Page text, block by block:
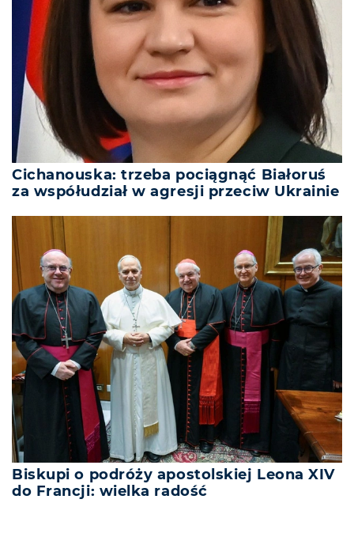
Cichanouska: trzeba pociągnąć Białoruś
za współudział w agresji przeciw Ukrainie
Biskupi o podróży apostolskiej Leona XIV
do Francji: wielka radość